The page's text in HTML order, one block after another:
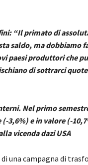
“Il primato di
saldo, ma dobbiamo
paesi produttori che
di sottrarci
Nel primo
3,6%) e in valore (-
vicenda dazi USA
una campagna di